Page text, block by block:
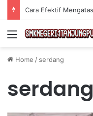
Menu
Home / serdang
serdang